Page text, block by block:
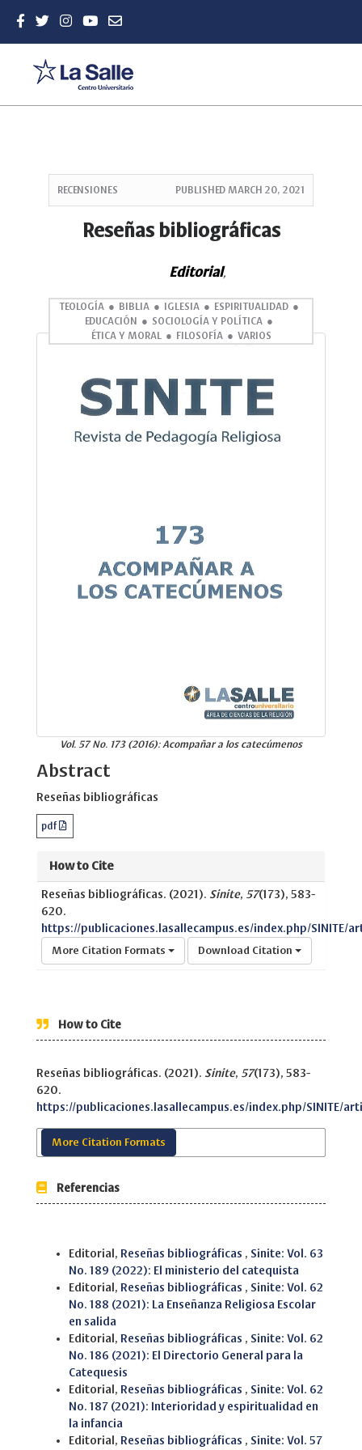
Content
RECENSIONES PUBLISHED MARCH 20, 2021
Reseñas bibliográficas
Editorial,
TEOLOGÍA BIBLIA IGLESIA
ESPIRITUALIDAD
EDUCACIÓN
SOCIOLOGÍA Y POLÍTICA
ÉTICA Y MORAL
FILOSOFÍA VARIOS
Vol. 57 No. 173 (2016): Acompañar a los catecúmenos
Abstract
Reseñas bibliográficas
pdf
How to Cite
Reseñas bibliográficas. (2021). Sinite, 57(173), 583-
620.
https://publicaciones.lasallecampus.es/index.php/SINITE/
More Citation Formats Download Citation
How to Cite
Reseñas bibliográficas. (2021). Sinite, 57(173), 583-
620.
https://publicaciones.lasallecampus.es/index.php/SINITE/
More Citation Formats
Referencias
Editorial, Reseñas bibliográficas , Sinite: Vol. 63
No. 189 (2022): El ministerio del catequista
Editorial, Reseñas bibliográficas , Sinite: Vol. 62
No. 188 (2021): La Enseñanza Religiosa Escolar
en salida
Editorial, Reseñas bibliográficas , Sinite: Vol. 62
No. 186 (2021): El Directorio General para la
Catequesis
Editorial, Reseñas bibliográficas , Sinite: Vol. 62
No. 187 (2021): Interioridad y espiritualidad en
la infancia
Editorial, Reseñas bibliográficas , Sinite: Vol. 57